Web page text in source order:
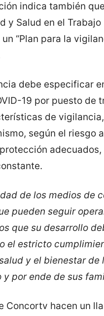
indica también
y Salud en el
“Plan para la
debe especificar
19 por puesto de
de
según el riesgo
de los medios de
pueden seguir
que su desarrollo
el estricto
y el bienestar
por ende de sus
Concortv hacen un